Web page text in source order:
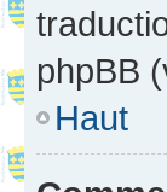
phpBB
Haut